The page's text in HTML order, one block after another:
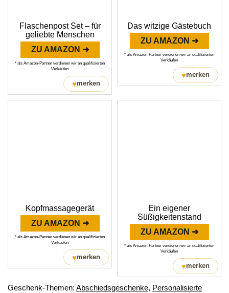
Flaschenpost Set – für
geliebte Menschen
ZU AMAZON ➜
* als Amazon-Partner verdienen wir an qualifizierten
Verkäufen
♥merken
Das witzige Gästebuch
ZU AMAZON ➜
* als Amazon-Partner verdienen wir an qualifizierten
Verkäufen
♥merken
Kopfmassagegerät
ZU AMAZON ➜
* als Amazon-Partner verdienen wir an qualifizierten
Verkäufen
♥merken
Ein eigener
Süßigkeitenstand
ZU AMAZON ➜
* als Amazon-Partner verdienen wir an qualifizierten
Verkäufen
♥merken
Geschenk-Themen: Abschiedsgeschenke, Personalisierte